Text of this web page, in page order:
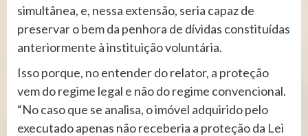
simultânea, e, nessa extensão, seria capaz de
preservar o bem da penhora de dívidas constituídas
anteriormente à instituição voluntária.
Isso porque, no entender do relator, a proteção
vem do regime legal e não do regime convencional.
“No caso que se analisa, o imóvel adquirido pelo
executado apenas não receberia a proteção da Lei